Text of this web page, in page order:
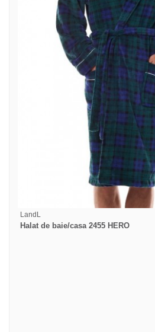
LandL
Halat de baie/casa 2455 HERO